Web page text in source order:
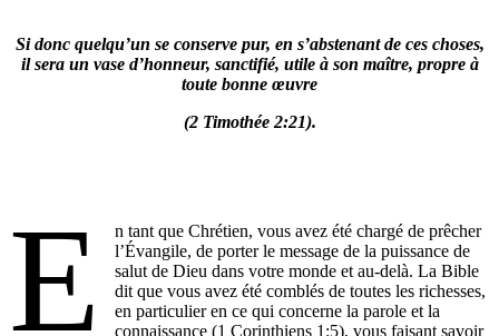
Si donc quelqu’un se conserve pur, en s’abstenant de ces choses,
il sera un vase d’honneur, sanctifié, utile à son maître, propre à
toute bonne œuvre
(2 Timothée 2:21).
E
n tant que Chrétien, vous avez été chargé de prêcher
l’Évangile, de porter le message de la puissance de
salut de Dieu dans votre monde et au-delà. La Bible
dit que vous avez été comblés de toutes les richesses,
en particulier en ce qui concerne la parole et la
connaissance (1 Corinthiens 1:5), vous faisant savoir